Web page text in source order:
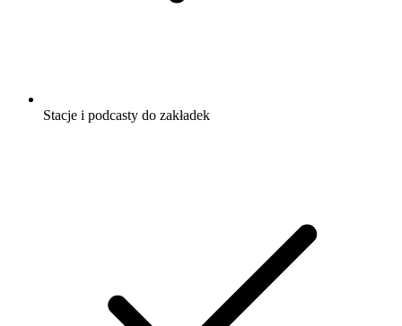
Stacje i podcasty do zakładek